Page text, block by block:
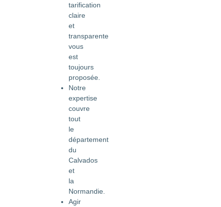
tarification
claire
et
transparente
vous
est
toujours
proposée.
Notre
expertise
couvre
tout
le
département
du
Calvados
et
la
Normandie.
Agir